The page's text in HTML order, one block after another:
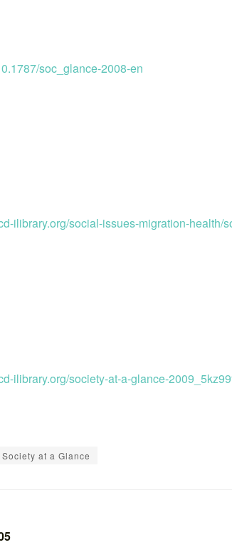
soc_glance-2008-en
ilibrary.org/social-issues-migration-
ilibrary.org/society-at-a-glance-
Society at a Glance